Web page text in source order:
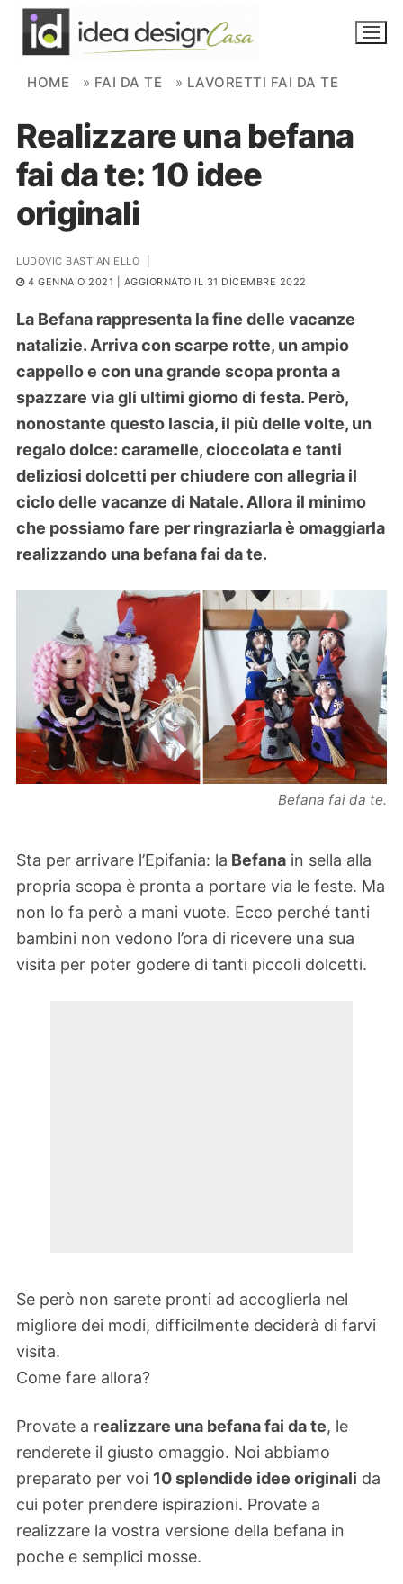
Skip to content
NOVITÀ
AMBIENTI
FAI DA TE
PIANTE
Search for:
HOME » FAI DA TE » LAVORETTI FAI DA TE
Realizzare una befana
fai da te: 10 idee
originali
LUDOVIC BASTIANIELLO
4 GENNAIO 2021 | AGGIORNATO IL 31 DICEMBRE 2022
La Befana rappresenta la fine delle vacanze
natalizie. Arriva con scarpe rotte, un ampio
cappello e con una grande scopa pronta a
spazzare via gli ultimi giorno di festa. Però,
nonostante questo lascia, il più delle volte, un
regalo dolce: caramelle, cioccolata e tanti
deliziosi dolcetti per chiudere con allegria il
ciclo delle vacanze di Natale. Allora il minimo
che possiamo fare per ringraziarla è omaggiarla
realizzando una befana fai da te.
Befana fai da te.
Sta per arrivare l’Epifania: la Befana in sella alla
propria scopa è pronta a portare via le feste. Ma
non lo fa però a mani vuote. Ecco perché tanti
bambini non vedono l’ora di ricevere una sua
visita per poter godere di tanti piccoli dolcetti.
Se però non sarete pronti ad accoglierla nel
migliore dei modi, difficilmente deciderà di farvi
visita.
Come fare allora?
Provate a realizzare una befana fai da te, le
renderete il giusto omaggio. Noi abbiamo
preparato per voi 10 splendide idee originali da
cui poter prendere ispirazioni. Provate a
realizzare la vostra versione della befana in
poche e semplici mosse.